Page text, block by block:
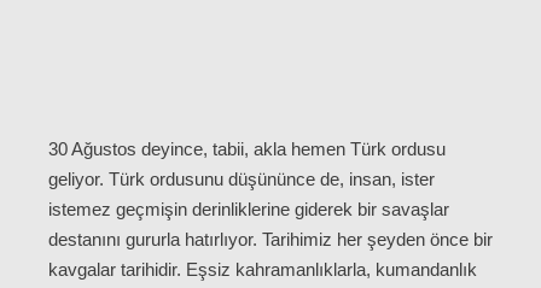
30 Ağustos deyince, tabii, akla hemen Türk ordusu
geliyor. Türk ordusunu düşününce de, insan, ister
istemez geçmişin derinliklerine giderek bir savaşlar
destanını gururla hatırlıyor. Tarihimiz her şeyden önce bir
kavgalar tarihidir. Eşsiz kahramanlıklarla, kumandanlık